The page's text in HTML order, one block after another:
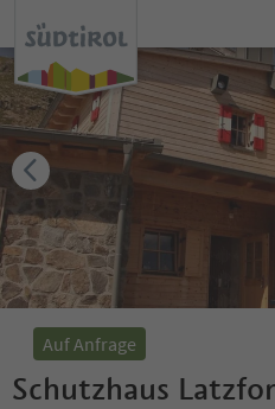
Auf Anfrage
Schutzhaus